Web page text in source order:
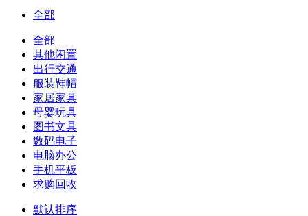
全部
全部
其他闲置
出行交通
服装鞋帽
家居家具
母婴玩具
图书文具
数码电子
电脑办公
手机平板
求购回收
默认排序